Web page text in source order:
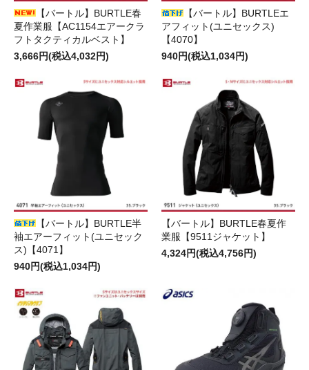
【バートル】BURTLE春
夏作業服【AC1154エアークラ
フトタクティカルベスト】
3,666円(税込4,032円)
【バートル】BURTLEエ
アフィット(ユニセックス)
【4070】
940円(税込1,034円)
【バートル】BURTLE半
袖エアーフィット(ユニセック
ス)【4071】
940円(税込1,034円)
【バートル】BURTLE春夏作
業服【9511ジャケット】
4,324円(税込4,756円)